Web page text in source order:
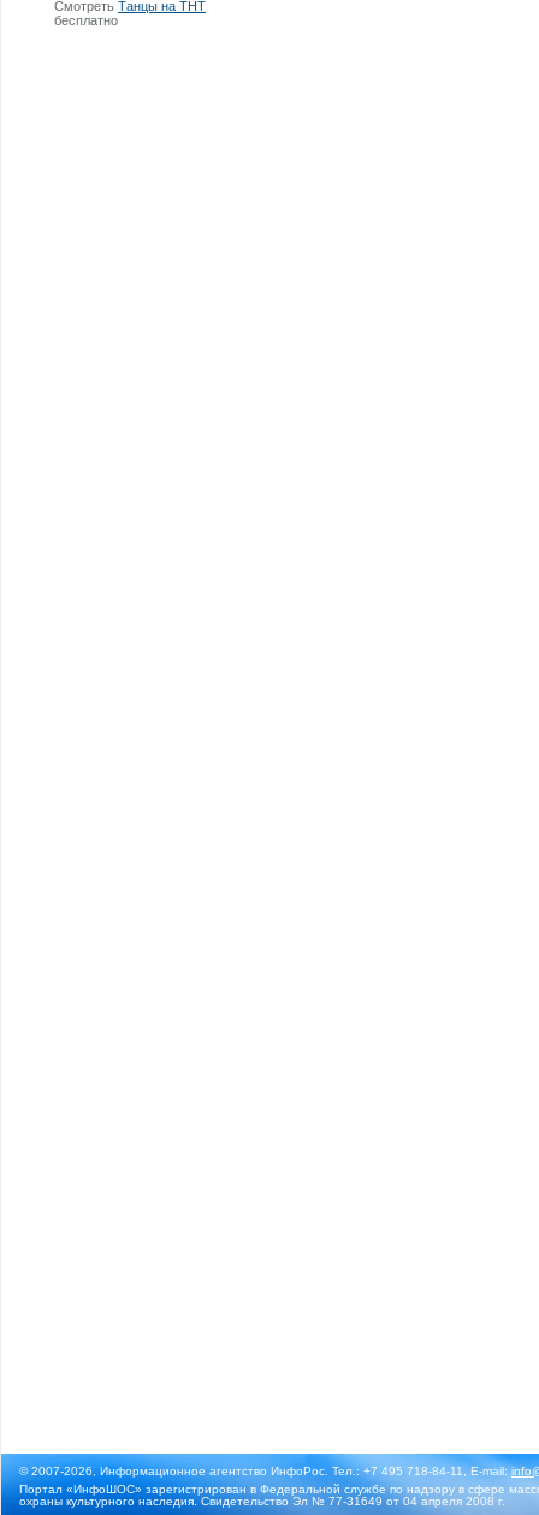
Смотреть Танцы на ТНТ
бесплатно
© 2007-2026, Информационное агентство ИнфоРос. Тел.: +7 495 718-84-11, E-mail:
Портал «ИнфоШОС» зарегистрирован в Федеральной службе по надзору в сфере
охраны культурного наследия. Свидетельство Эл № 77-31649 от 04 апреля 2008 г.